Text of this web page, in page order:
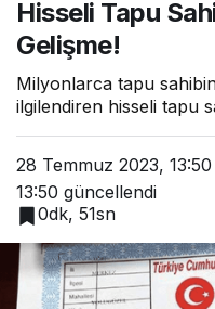
Hisseli Tapu
Gelişme!
Milyonlarca tapu
ilgilendiren hisseli tapu
28 Temmuz 2023, 13:50
13:50 güncellendi
0dk, 51sn
İlgilendiren Gelişme!